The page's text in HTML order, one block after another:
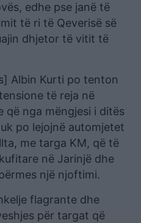
edhe pse janë të
të ri të Qeverisë së
dhjetor të vitit të
Albin Kurti po tenton
të reja në
që nga mëngjesi i ditës
po lejojnë automjetet
me targa KM, që të
në Jarinjë dhe
një njoftimi.
flagrante dhe
për targat që